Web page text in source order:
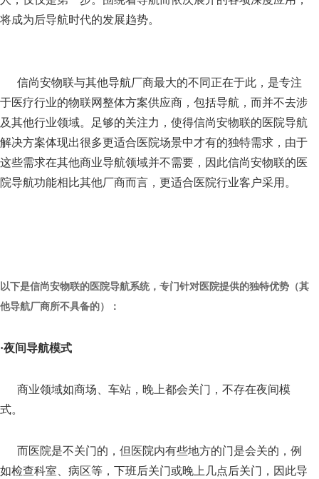
将成为后导航时代的发展趋势。
信尚安物联与其他导航厂商最大的不同正在于此，是专注
于医疗行业的物联网整体方案供应商，包括导航，而并不去涉
及其他行业领域。足够的关注力，使得信尚安物联的医院导航
解决方案体现出很多更适合医院场景中才有的独特需求，由于
这些需求在其他商业导航领域并不需要，因此信尚安物联的医
院导航功能相比其他厂商而言，更适合医院行业客户采用。
以下是信尚安物联的医院导航系统，专门针对医院提供的独特优势（其
他导航厂商所不具备的）：
·夜间导航模式
商业领域如商场、车站，晚上都会关门，不存在夜间模
式。
而医院是不关门的，但医院内有些地方的门是会关的，例
如检查科室、病区等，下班后关门或晚上几点后关门，因此导